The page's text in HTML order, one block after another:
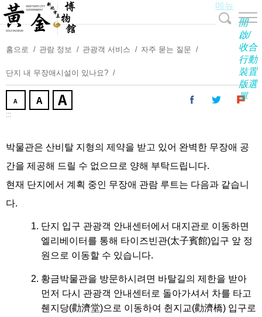
내
용
기
메뉴
開
啟/
收合
行動
裝置
版選
單
홈으로 관람 정보 관광객 서비스 자주 묻는 질문
단지 내 무장애시설이 있나요?
:::
박물관은 산비탈 지형의 제약을 받고 있어 완벽한 무장애 공
간을 제공해 드릴 수 없으므로 양해 부탁드립니다.
현재 단지에서 계획 중인 무장애 관람 루트는 다음과 같습니
다.
단지 입구 관광객 안내센터에서 대지관로 이동하면
엘리베이터를 통해 타이즈빈관(太子賓館)입구 앞 정
원으로 이동할 수 있습니다.
황금박물관을 방문하시려면 바탈길의 제한을 받아
먼저 다시 관광객 안내센터로 돌아가셔서 차를 타고
췐지당(勸濟堂)으로 이동하여 췬지교(勸濟橋) 입구로